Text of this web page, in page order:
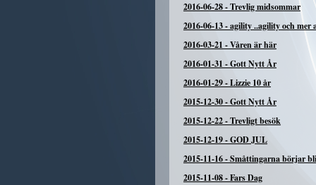
2016-06-28-Trevlig midsommar
2016-06-13-agility ..agility och mer
2016-03-21 -Våren är här
2016-01-31 -Gott Nytt År
2016-01-29-Lizzie 10 år
2015-12-30-Gott Nytt År
2015-12-22-Trevligt besök
2015-12-19-GOD JUL
2015-11-16-Småttingarna börjar
2015-11-08-Fars Dag